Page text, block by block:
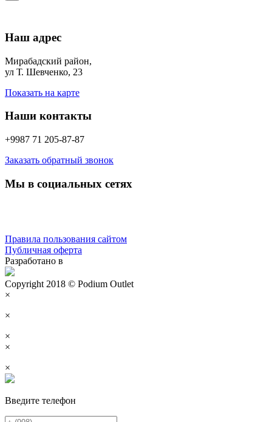
Наш адрес
Мирабадский район,
ул Т. Шевченко, 23
Показать на карте
Наши контакты
+9987 71 205-87-87
Заказать обратный звонок
Мы в социальных сетях
Правила пользования сайтом
Публичная оферта
Разработано в
Copyright 2018 © Podium Outlet
×
×
×
×
×
Введите телефон